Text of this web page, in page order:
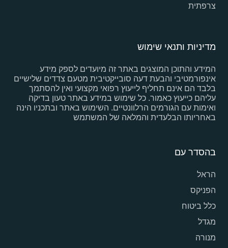
צרפתית
מדיניות ותנאי שימוש
המידע והתוכן המוצגים באתר זה מיועדים לספק מידע
אינפורמטיבי והבעת דעה סובייקטיבית מטעם צדדים שלישיים
בלבד הם אינם תחליף לייעוץ רפואי מקצועי ואין להסתמך
עליהם כייעוץ כאמור. כל שימוש במידע באתר טעון בדיקה
ואימות עם הגורמים הרלוונטיים. השימוש באתר ובתכניו הינה
באחריותו הבלעדית והמלאה של המשתמש
בהסדר עם
הראל
הפניקס
כלל ביטוח
מגדל
מנורה